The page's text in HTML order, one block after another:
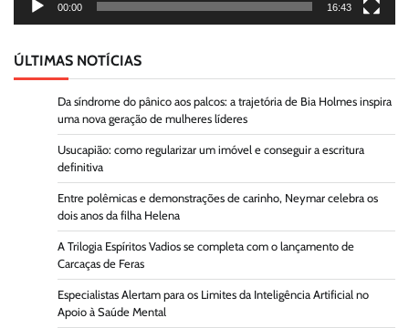
00:00 16:43
ÚLTIMAS NOTÍCIAS
Da síndrome do pânico aos palcos: a trajetória de Bia Holmes inspira
uma nova geração de mulheres líderes
Usucapião: como regularizar um imóvel e conseguir a escritura
definitiva
Entre polêmicas e demonstrações de carinho, Neymar celebra os
dois anos da filha Helena
A Trilogia Espíritos Vadios se completa com o lançamento de
Carcaças de Feras
Especialistas Alertam para os Limites da Inteligência Artificial no
Apoio à Saúde Mental